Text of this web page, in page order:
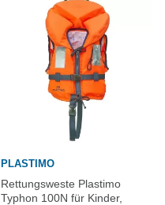
PLASTIMO
Rettungsweste Plastimo
Typhon 100N für Kinder,